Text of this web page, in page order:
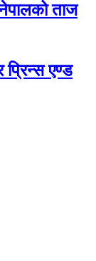
ताज
प्रिन्स एण्ड